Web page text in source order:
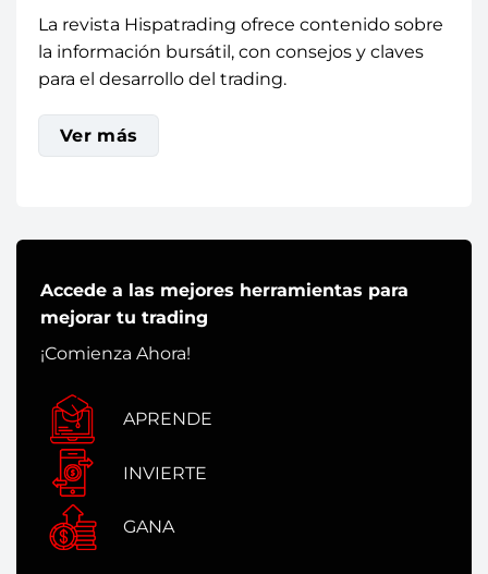
La revista Hispatrading ofrece contenido sobre
la información bursátil, con consejos y claves
para el desarrollo del trading.
Ver más
Accede a las mejores herramientas para
mejorar tu trading
¡Comienza Ahora!
APRENDE
INVIERTE
GANA